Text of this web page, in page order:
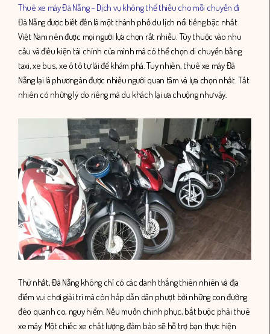
Thuê xe máy Đà Nẵng – Dịch vụ không thể thiếu cho mỗi chuyến đi
Đà Nẵng được biết đến là một thành phố du lịch nổi tiếng bậc nhất
Việt Nam nên được mọi người lựa chọn rất nhiều. Tùy thuộc vào nhu
cầu và điều kiện tài chính của mình mà có thể chọn di chuyển bằng
taxi, xe bus, xe ô tô tự lái để khám phá. Tuy nhiên, thuê xe máy Đà
Nẵng lại là phương án được nhiều người quan tâm và lựa chọn nhất. Tất
nhiên có những lý do riêng mà du khách lại ưa chuộng như vậy.
Thứ nhất, Đà Nẵng không chỉ có các danh thắng thiên nhiên và địa
điểm vui chơi giải trí mà còn hấp dẫn dân phượt bởi những con đường
đèo quanh co, nguy hiểm. Nếu muốn chinh phục, bắt buộc phải thuê
xe máy. Một chiếc xe chất lượng, đảm bảo sẽ hỗ trợ bạn thực hiện